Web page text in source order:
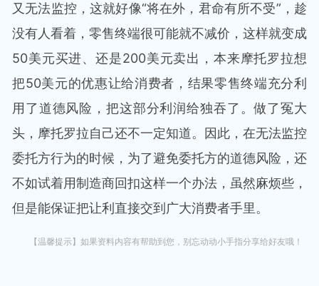
又无法监控，这就好像“将在外，君命有所不受”，趁
没有人看着，零售终端很可能就不减价，这样就变成
50美元买进、还是200美元卖出，本来摩托罗拉想
把50美元的优惠让给消费者，结果零售终端充分利
用了道德风险，把这部分利润给独吞了。做了冤大
头，摩托罗拉自己还不一定知道。因此，在无法监控
委托方行为的时候，为了避免委托方的道德风险，还
不如试着用制造商回扣这样一个办法，虽然麻烦些，
但是能保证把让利直接交到广大消费者手里。
【温馨提示】如果资料内容有帮助到您，别忘动动小手指分享给好友哦！